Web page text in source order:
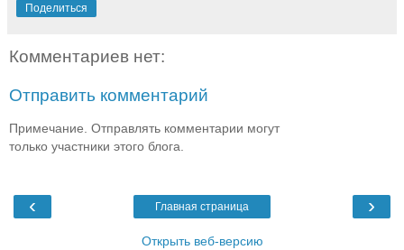
Поделиться
Комментариев нет:
Отправить комментарий
Примечание. Отправлять комментарии могут
только участники этого блога.
‹ ›
Главная страница
Открыть веб-версию